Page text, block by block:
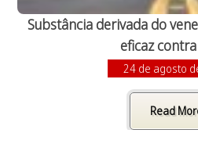
Substância derivada do
eficaz
24 de agosto
Read